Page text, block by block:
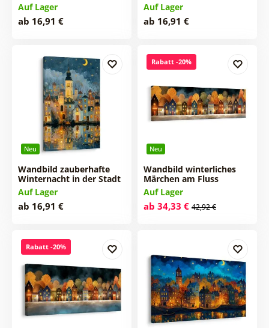
Auf Lager
ab 16,91 €
Auf Lager
ab 16,91 €
Neu
Wandbild zauberhafte
Winternacht in der Stadt
Auf Lager
ab 16,91 €
Neu
Rabatt -20%
Wandbild winterliches
Märchen am Fluss
Auf Lager
ab 34,33 € 42,92 €
Rabatt -20%